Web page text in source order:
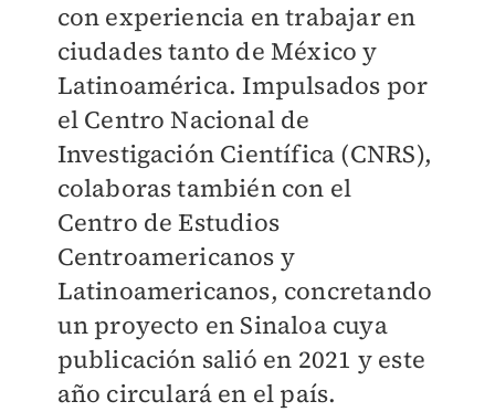
con experiencia en trabajar en
ciudades tanto de México y
Latinoamérica. Impulsados por
el Centro Nacional de
Investigación Científica (CNRS),
colaboras también con el
Centro de Estudios
Centroamericanos y
Latinoamericanos, concretando
un proyecto en Sinaloa cuya
publicación salió en 2021 y este
año circulará en el país.